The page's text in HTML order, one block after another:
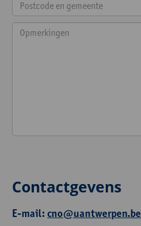
Contactgevens
E-mail:cno@uantwerpen.be